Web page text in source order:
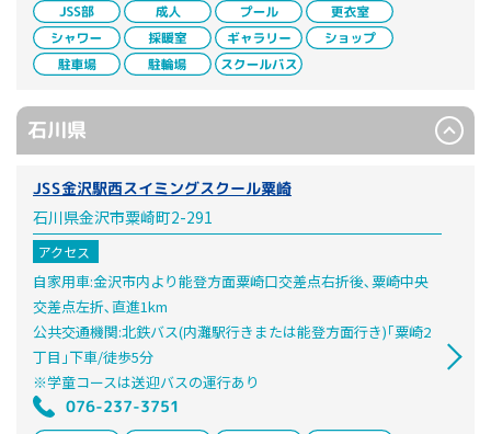
石川県
JSS金沢駅西スイミングスクール粟崎
石川県金沢市粟崎町2-291
アクセス
自家用車:金沢市内より能登方面粟崎口交差点右折後､粟崎中央
交差点左折､直進1km
公共交通機関:北鉄バス(内灘駅行きまたは能登方面行き)｢粟崎2
丁目｣下車/徒歩5分
※学童コースは送迎バスの運行あり
076-237-3751